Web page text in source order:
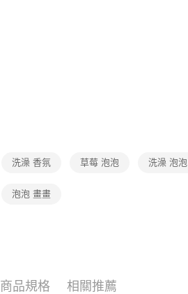
洗澡 香氛 草莓 泡泡 洗澡 泡泡
泡泡 畫畫
商品規格 相關推薦